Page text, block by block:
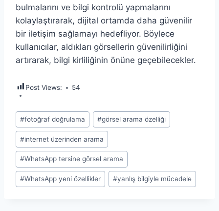
bulmalarını ve bilgi kontrolü yapmalarını
kolaylaştırarak, dijital ortamda daha güvenilir
bir iletişim sağlamayı hedefliyor. Böylece
kullanıcılar, aldıkları görsellerin güvenilirliğini
artırarak, bilgi kirliliğinin önüne geçebilecekler.
Post Views: 54
Post
Tags:
#fotoğraf doğrulama #görsel arama özelliği
#internet üzerinden arama
#WhatsApp tersine görsel arama
#WhatsApp yeni özellikler #yanlış bilgiyle mücadele